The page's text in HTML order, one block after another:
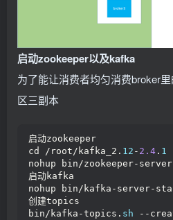
启动zookeeper以及kafka
为了能让消费者均匀消费broker
区三副本
启动zookeeper
cd /root/kafka_2. 12 - 2.4 . 1
nohup bin/zookeeper-
启动kafka
nohup bin/kafka-server-
创建topics
bin/kafka-topics. sh --